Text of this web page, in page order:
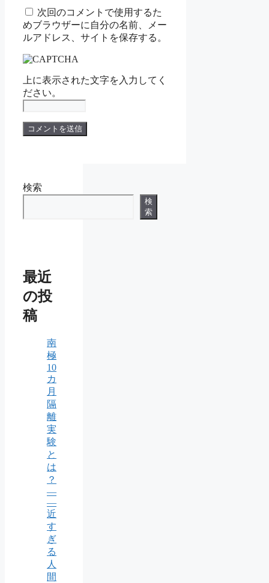
ト 次回のコメントで使用するた
めブラウザーに自分の名前、メー
ルアドレス、サイトを保存する。
上に表示された文字を入力してく
ださい。
検索
検
索
最近
の投
稿
南
極
10
カ
月
隔
離
実
験
と
は
？
—
—
近
す
ぎ
る
人
間